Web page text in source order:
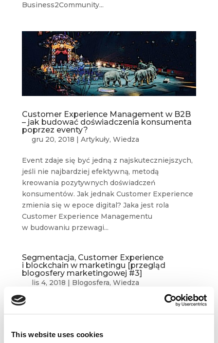
This website uses cookies
Business2Community...
Customer Experience Management w B2B
– jak budować doświadczenia konsumenta
poprzez eventy?
gru 20, 2018 | Artykuły, Wiedza
Event zdaje się być jedną z najskuteczniejszych,
jeśli nie najbardziej efektywną, metodą
kreowania pozytywnych doświadczeń
konsumentów. Jak jednak Customer Experience
zmienia się w epoce digital? Jaka jest rola
Customer Experience Managementu
w budowaniu przewagi...
Segmentacja, Customer Experience
i blockchain w marketingu [przegląd
blogosfery marketingowej #3]
lis 4, 2018 | Blogosfera, Wiedza
Przed Wami kolejna odsłona naszych prac
nad monitorigniem i selekcjonowaniem
blogów marketingowo-biznesowych. Tym razem